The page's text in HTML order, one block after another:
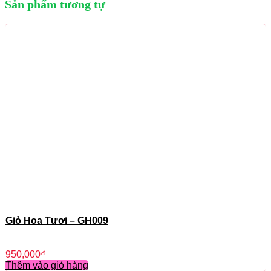
Sản phẩm tương tự
Giỏ Hoa Tươi – GH009
950,000₫
Thêm vào giỏ hàng